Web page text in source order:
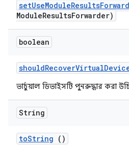
setUseModuleResults
ModuleResultsForwarder)
boolean
shouldRecoverVirtual
ভার্চুয়াল ডিভাইসটি পুনরুদ্ধার করা
String
toString ()